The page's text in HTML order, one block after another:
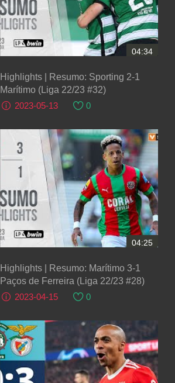
04:34
Highlights | Resumo: Sporting 2-1
Marítimo (Liga 22/23 #32)
2023-05-13
0
04:25
Highlights | Resumo: Marítimo 3-1
Paços de Ferreira (Liga 22/23 #28)
2023-04-15
0